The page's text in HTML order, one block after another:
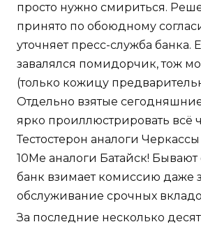
просто нужно смириться.
принято по обоюдному
уточняет пресс-служба банка.
завалялся помидорчик, тож
(только кожицу
Отдельно взятые
ярко проиллюстрировать всё
Тестостерон аналоги
10Me аналоги Батайск! Бывают
банк взимает комиссию даже
обслуживание срочных
За последние несколько